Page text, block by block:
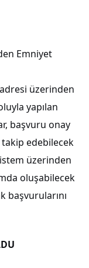
Emniyet
üzerinden
yapılan
başvuru onay
takip edebilecek
üzerinden
oluşabilecek
başvurularını